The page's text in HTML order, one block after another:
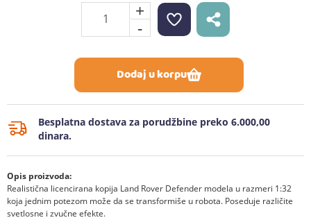
+
-
Dodaj u korpu
Besplatna dostava za porudžbine preko 6.000,00
dinara.
Opis proizvoda:
Realistična licencirana kopija Land Rover Defender modela u razmeri 1:32
koja jednim potezom može da se transformiše u robota. Poseduje različite
svetlosne i zvučne efekte.